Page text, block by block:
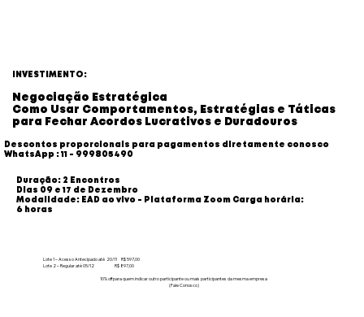
INVESTIMENTO:
Negociação Estratégica
Como Usar Comportamentos, Estratégias e Táticas
para Fechar Acordos Lucrativos e Duradouros
Duração: 2 Encontros
Dias 09 e 17 de Dezembro
Modalidade: EAD ao vivo - Plataforma Zoom Carga horária:
6 horas
Descontos proporcionais para pagamentos diretamente conosco
WhatsApp : 11 - 999805490
Lote 1 – Acesso Antecipado até 20/11 R$ 597,00
Lote 2 – Regular até 05/12 R$ 897,00
10% off para quem indicar outro participante ou mais participantes da mesma empresa
(Fale Conosco)